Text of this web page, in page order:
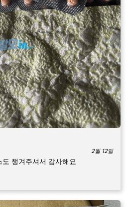
2월 12일
챙겨주셔서 감사해요